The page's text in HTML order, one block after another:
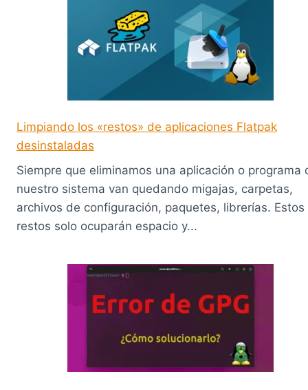
Limpiando los «restos» de aplicaciones Flatpak
desinstaladas
Siempre que eliminamos una aplicación o programa
nuestro sistema van quedando migajas, carpetas,
archivos de configuración, paquetes, librerías. Estos
restos solo ocuparán espacio y...